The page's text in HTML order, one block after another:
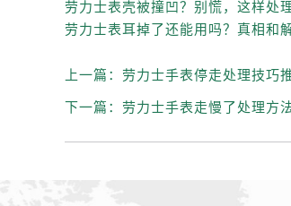
劳力士表壳被撞凹？别慌，这样处
劳力士表耳掉了还能用吗？真相和
上一篇： 劳力士手表停走处理技巧
下一篇： 劳力士手表走慢了处理方